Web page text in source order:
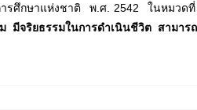
ารศึกษาแห่งชาติ พ.ศ. 2542 ในหม
ริยธรรมในการดำเนินชีวิต สามารถ